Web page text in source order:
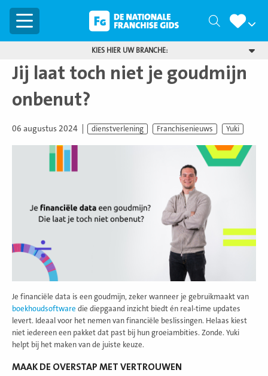
Menu Zoeken
KIES HIER UW BRANCHE:
Jij laat toch niet je goudmijn
onbenut?
06 augustus 2024 dienstverlening Franchisenieuws Yuki
Je financiële data is een goudmijn, zeker wanneer je gebruikmaakt van
boekhoudsoftware die diepgaand inzicht biedt én real-time updates
levert. Ideaal voor het nemen van financiële beslissingen. Helaas kiest
niet iedereen een pakket dat past bij hun groeiambities. Zonde. Yuki
helpt bij het maken van de juiste keuze.
MAAK DE OVERSTAP MET VERTROUWEN